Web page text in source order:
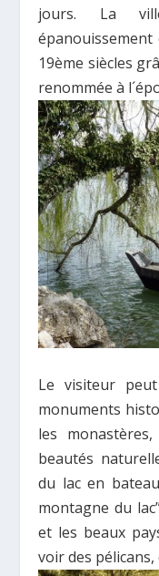
jours. La
épanouissement
19ème siècles
renommée à
Le visiteur
monuments
les
beautés
du lac en
montagne du
et les beaux
voir des